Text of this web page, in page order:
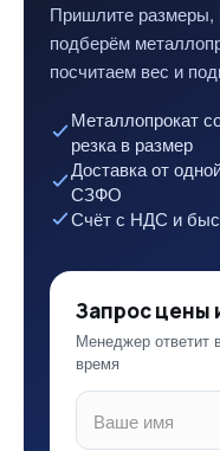
Пришлите
подберём
посчитаем вес и
Металлопрокат
резка в размер
Доставка от
СЗФО
Счёт с НДС и
Запрос цены
Менеджер ответит
время